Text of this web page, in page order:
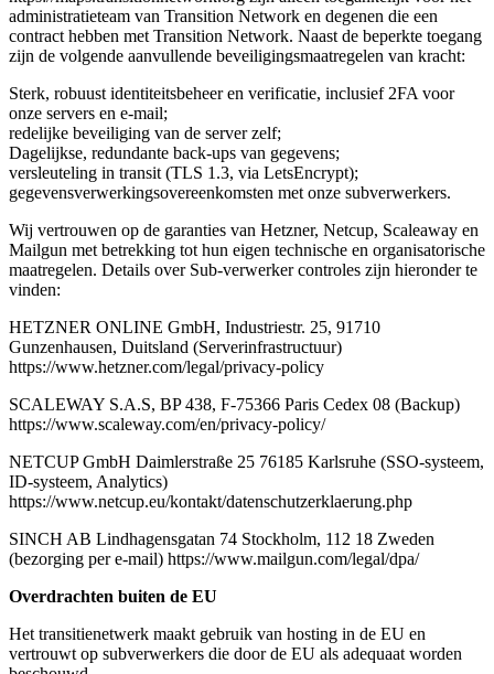
administratieteam van Transition Network en degenen die een
contract hebben met Transition Network. Naast de beperkte toegang
zijn de volgende aanvullende beveiligingsmaatregelen van kracht:
Sterk, robuust identiteitsbeheer en verificatie, inclusief 2FA voor
onze servers en e-mail;
redelijke beveiliging van de server zelf;
Dagelijkse, redundante back-ups van gegevens;
versleuteling in transit (TLS 1.3, via LetsEncrypt);
gegevensverwerkingsovereenkomsten met onze subverwerkers.
Wij vertrouwen op de garanties van Hetzner, Netcup, Scaleaway en
Mailgun met betrekking tot hun eigen technische en organisatorische
maatregelen. Details over Sub-verwerker controles zijn hieronder te
vinden:
HETZNER ONLINE GmbH, Industriestr. 25, 91710
Gunzenhausen, Duitsland (Serverinfrastructuur)
https://www.hetzner.com/legal/privacy-policy
SCALEWAY S.A.S, BP 438, F-75366 Paris Cedex 08 (Backup)
https://www.scaleway.com/en/privacy-policy/
NETCUP GmbH Daimlerstraße 25 76185 Karlsruhe (SSO-systeem,
ID-systeem, Analytics)
https://www.netcup.eu/kontakt/datenschutzerklaerung.php
SINCH AB Lindhagensgatan 74 Stockholm, 112 18 Zweden
(bezorging per e-mail) https://www.mailgun.com/legal/dpa/
Overdrachten buiten de EU
Het transitienetwerk maakt gebruik van hosting in de EU en
vertrouwt op subverwerkers die door de EU als adequaat worden